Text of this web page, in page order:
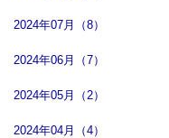
2024年07月（8）
2024年06月（7）
2024年05月（2）
2024年04月（4）